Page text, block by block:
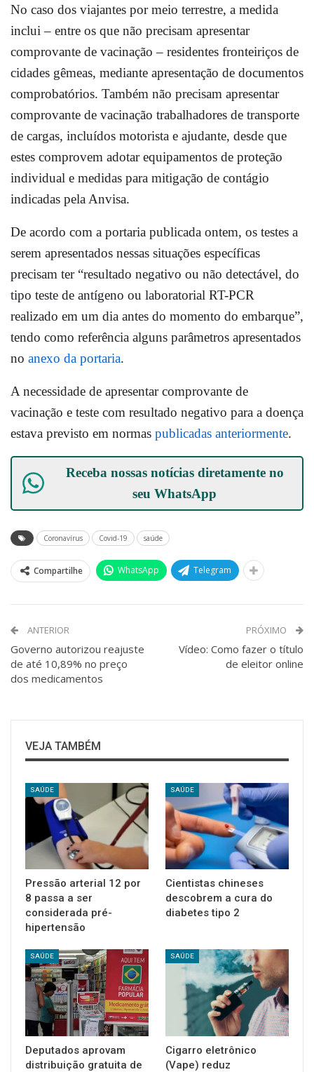
No caso dos viajantes por meio terrestre, a medida
inclui – entre os que não precisam apresentar
comprovante de vacinação – residentes fronteiriços de
cidades gêmeas, mediante apresentação de documentos
comprobatórios. Também não precisam apresentar
comprovante de vacinação trabalhadores de transporte
de cargas, incluídos motorista e ajudante, desde que
estes comprovem adotar equipamentos de proteção
individual e medidas para mitigação de contágio
indicadas pela Anvisa.
De acordo com a portaria publicada ontem, os testes a
serem apresentados nessas situações específicas
precisam ter “resultado negativo ou não detectável, do
tipo teste de antígeno ou laboratorial RT-PCR
realizado em um dia antes do momento do embarque”,
tendo como referência alguns parâmetros apresentados
no anexo da portaria.
A necessidade de apresentar comprovante de
vacinação e teste com resultado negativo para a doença
estava previsto em normas publicadas anteriormente.
Receba nossas notícias diretamente no
seuWhatsApp
Coronavírus Covid-19 saúde
Compartilhe WhatsApp Telegram
ANTERIOR
Governo autorizou reajuste
de até 10,89% no preço
dos medicamentos
PRÓXIMO
Vídeo: Como fazer o título
de eleitor online
VEJA TAMBÉM
SAÚDE
Pressão arterial 12 por
8 passa a ser
considerada pré-
hipertensão
SAÚDE
Cientistas chineses
descobrem a cura do
diabetes tipo 2
SAÚDE
Deputados aprovam
distribuição gratuita de
SAÚDE
Cigarro eletrônico
(Vape) reduz